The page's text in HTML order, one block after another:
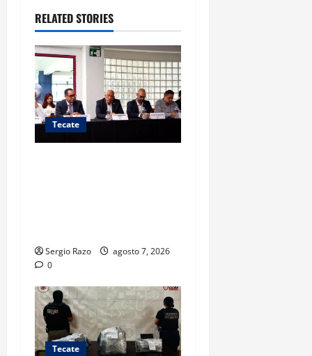
RELATED STORIES
Tecate
Sergio Razo
agosto 7, 2026
0
Tecate